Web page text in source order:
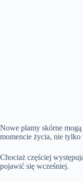
Nowe plamy skórne
momencie życia, nie
Chociaż częściej
pojawić się wcześniej.